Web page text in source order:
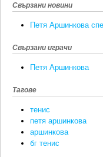
Свързани новини
Петя Аршинкова
Свързани играчи
Петя Аршинкова
Тагове
тенис
петя аршинкова
аршинкова
бг тенис